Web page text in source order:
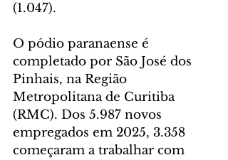
(1.047).
O pódio paranaense é
completado por São José dos
Pinhais, na Região
Metropolitana de Curitiba
(RMC). Dos 5.987 novos
empregados em 2025, 3.358
começaram a trabalhar com